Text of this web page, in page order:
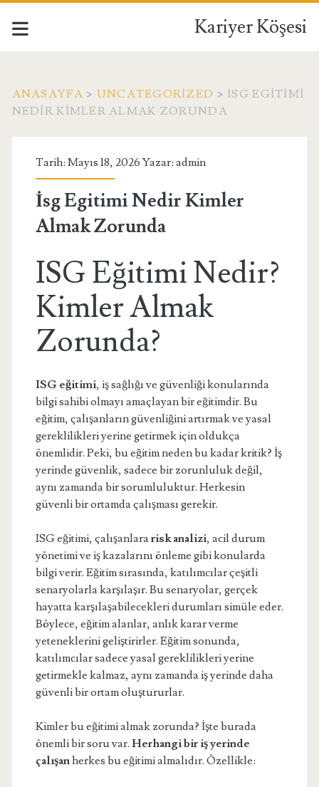
Kariyer Köşesi
ANASAYFA > UNCATEGORIZED > İSG EGITIMI
NEDIR KIMLER ALMAK ZORUNDA
Tarih: Mayıs 18, 2026 Yazar: admin
İsg Egitimi Nedir Kimler
Almak Zorunda
ISG Eğitimi Nedir?
Kimler Almak
Zorunda?
ISG eğitimi, iş sağlığı ve güvenliği konularında
bilgi sahibi olmayı amaçlayan bir eğitimdir. Bu
eğitim, çalışanların güvenliğini artırmak ve yasal
gereklilikleri yerine getirmek için oldukça
önemlidir. Peki, bu eğitim neden bu kadar kritik? İş
yerinde güvenlik, sadece bir zorunluluk değil,
aynı zamanda bir sorumluluktur. Herkesin
güvenli bir ortamda çalışması gerekir.
ISG eğitimi, çalışanlararisk analizi, acil durum
yönetimi ve iş kazalarını önleme gibi konularda
bilgi verir. Eğitim sırasında, katılımcılar çeşitli
senaryolarla karşılaşır. Bu senaryolar, gerçek
hayatta karşılaşabilecekleri durumları simüle eder.
Böylece, eğitim alanlar, anlık karar verme
yeteneklerini geliştirirler. Eğitim sonunda,
katılımcılar sadece yasal gereklilikleri yerine
getirmekle kalmaz, aynı zamanda iş yerinde daha
güvenli bir ortam oluştururlar.
Kimler bu eğitimi almak zorunda? İşte burada
önemli bir soru var. Herhangi bir iş yerinde
çalışanherkes bu eğitimi almalıdır. Özellikle: